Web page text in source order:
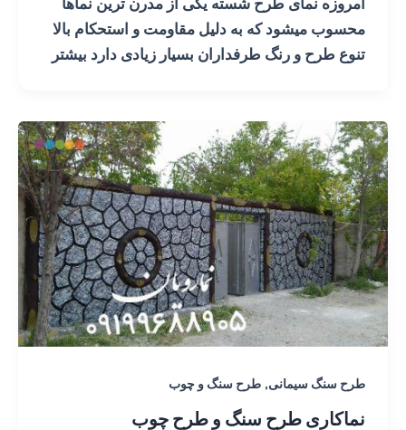
محسوب میشود که به دلیل مقاومت و استحکام بالا
تنوع طرح و رنگ طرفداران بسیار زیادی دارد بیشتر
طرح سنگ سیمانی,طرح سنگ و چوب
نماکاری طرح سنگ و طرح چوب